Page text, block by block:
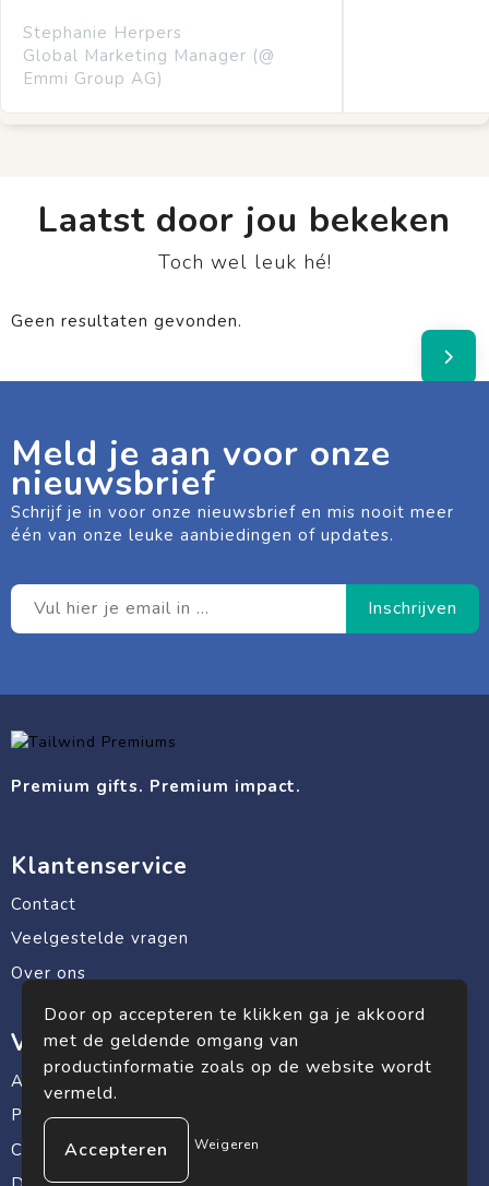
Stephanie Herpers
Global Marketing Manager (@
Emmi Group AG)
Laatst door jou bekeken
Toch wel leuk hé!
Geen resultaten gevonden.
Meld je aan voor onze
nieuwsbrief
Schrijf je in voor onze nieuwsbrief en mis nooit meer
één van onze leuke aanbiedingen of updates.
Premium gifts. Premium impact.
Klantenservice
Contact
Veelgestelde vragen
Over ons
Veilig winkelen
Algemene voorwaarden
Privacyverklaring
Cookiebeleid
Door op accepteren te klikken ga je akkoord
met de geldende omgang van
productinformatie zoals op de website wordt
vermeld.
Weigeren